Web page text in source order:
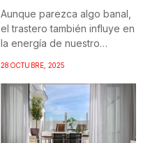
Aunque parezca algo banal,
el trastero también influye en
la energía de nuestro
28 OCTUBRE, 2025